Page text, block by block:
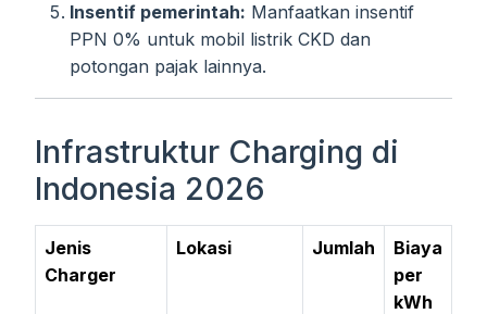
Insentif pemerintah: Manfaatkan insentif
PPN 0% untuk mobil listrik CKD dan
potongan pajak lainnya.
Infrastruktur Charging di
Indonesia 2026
Jenis
Charger
Lokasi Jumlah
Biaya
per
kWh